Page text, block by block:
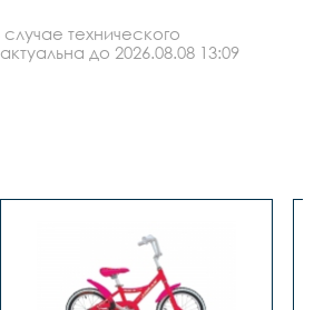
технического
до 2026.08.08 13:09